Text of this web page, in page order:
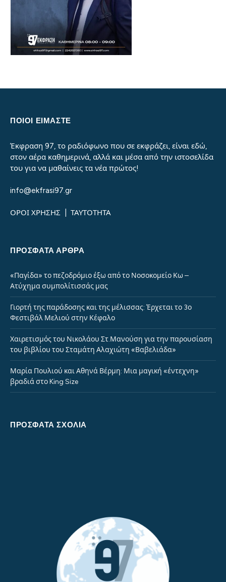
ΠΟΙΟΙ ΕΙΜΑΣΤΕ
Έκφραση 97, το ραδιόφωνο που σε εκφράζει, είναι εδώ,
στον αέρα καθημερινά, αλλά και μέσα από την ιστοσελίδα
του για να μαθαίνεις τα νέα πρώτος!
info@ekfrasi97.gr
ΟΡΟΙ ΧΡΗΣΗΣ ΤΑΥΤΟΤΗΤΑ
ΠΡΌΣΦΑΤΑ ΆΡΘΡΑ
«Παγίδα» το πεζοδρόμιο έξω από το Νοσοκομείο Κω –
Ατύχημα συμπολίτισσάς μας
Γιορτή της παράδοσης και της μέλισσας: Έρχεται το 3ο
Φεστιβάλ Μελιού στην Κέφαλο
Χαιρετισμός του Νικολάου Στ.Μανούση για την παρουσίαση
του βιβλίου του Σταμάτη Αλαχιώτη «Βαβελιάδα»
Μαρία Πουλιού και Αθηνά Βέρμη: Μια μαγική «έντεχνη»
βραδιά στο King Size
ΠΡΌΣΦΑΤΑ ΣΧΌΛΙΑ